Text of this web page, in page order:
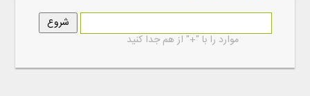
موارد را با "+" از هم جدا کنید